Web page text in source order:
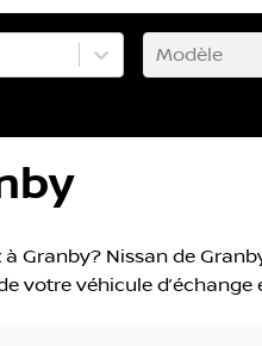
Modèle
Granby? Nissan de
véhicule